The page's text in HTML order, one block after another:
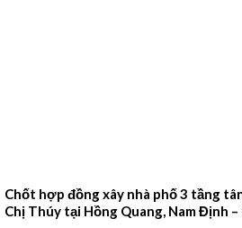
Chốt hợp đồng xây nhà phố 3 tầng
Chị Thúy tại Hồng Quang, Nam Định